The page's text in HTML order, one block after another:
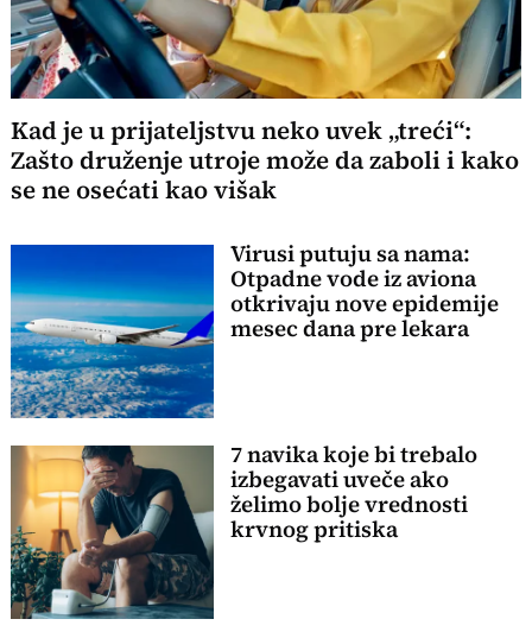
Kad je u prijateljstvu neko uvek „treći“:
Zašto druženje utroje može da zaboli i kako
se ne osećati kao višak
Virusi putuju sa nama:
Otpadne vode iz aviona
otkrivaju nove epidemije
mesec dana pre lekara
7 navika koje bi trebalo
izbegavati uveče ako
želimo bolje vrednosti
krvnog pritiska